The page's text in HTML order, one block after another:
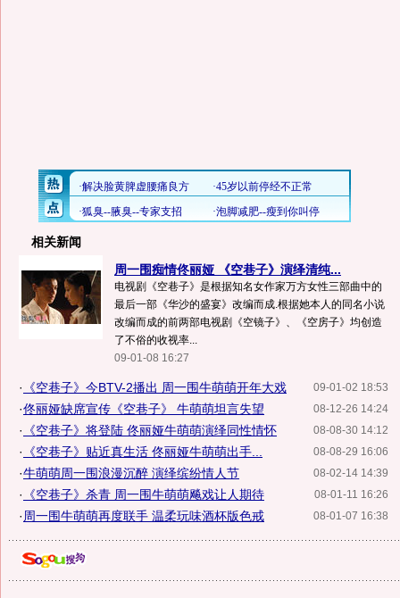
相关新闻
周一围痴情佟丽娅 《空巷子》演绎清纯...
电视剧《空巷子》是根据知名女作家万方女性三部曲中的
最后一部《华沙的盛宴》改编而成.根据她本人的同名小说
改编而成的前两部电视剧《空镜子》、《空房子》均创造
了不俗的收视率...
09-01-08 16:27
09-01-02 18:53
· 《空巷子》今BTV-2播出 周一围牛萌萌开年大戏
08-12-26 14:24
·佟丽娅缺席宣传《空巷子》 牛萌萌坦言失望
08-08-30 14:12
· 《空巷子》将登陆 佟丽娅牛萌萌演绎同性情怀
08-08-29 16:06
· 《空巷子》贴近真生活 佟丽娅牛萌萌出手...
08-02-14 14:39
·牛萌萌周一围浪漫沉醉 演绎缤纷情人节
08-01-11 16:26
· 《空巷子》杀青 周一围牛萌萌飚戏让人期待
08-01-07 16:38
· 周一围牛萌萌再度联手 温柔玩味酒杯版色戒